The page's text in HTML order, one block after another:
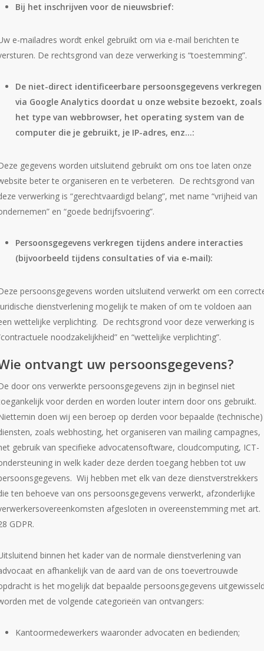
Bij het inschrijven voor de nieuwsbrief:
e-mailadres wordt enkel gebruikt om via e-mail berichten te
De rechtsgrond van deze verwerking is “toestemming”.
De niet-direct identificeerbare persoonsgegevens verkregen
via Google Analytics doordat u onze website bezoekt, zoals
het type van webbrowser, het operating system van de
computer die je gebruikt, je IP-adres, enz…:
gegevens worden uitsluitend gebruikt om ons toe laten onze
beter te organiseren en te verbeteren. De rechtsgrond van
verwerking is “gerechtvaardigd belang”, met name “vrijheid van
en “goede bedrijfsvoering”.
Persoonsgegevens verkregen tijdens andere interacties
(bijvoorbeeld tijdens consultaties of via e-mail):
persoonsgegevens worden uitsluitend verwerkt om een
dienstverlening mogelijk te maken of om te voldoen aan
wettelijke verplichting. De rechtsgrond voor deze verwerking is
noodzakelijkheid” en “wettelijke verplichting”.
ontvangt uw persoonsgegevens?
door ons verwerkte persoonsgegevens zijn in beginsel niet
voor derden en worden louter intern door ons gebruikt.
doen wij een beroep op derden voor bepaalde (technische)
zoals webhosting, het organiseren van mailing campagnes,
gebruik van specifieke advocatensoftware, cloudcomputing, ICT-
in welk kader deze derden toegang hebben tot uw
Wij hebben met elk van deze dienstverstrekkers
ten behoeve van ons persoonsgegevens verwerkt, afzonderlijke
afgesloten in overeenstemming met art.
GDPR.
binnen het kader van de normale dienstverlening van
en afhankelijk van de aard van de ons toevertrouwde
is het mogelijk dat bepaalde persoonsgegevens
met de volgende categorieën van ontvangers:
Kantoormedewerkers waaronder advocaten en bedienden;